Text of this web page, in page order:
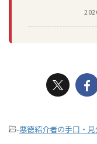
-悪徳紹介者の手口・